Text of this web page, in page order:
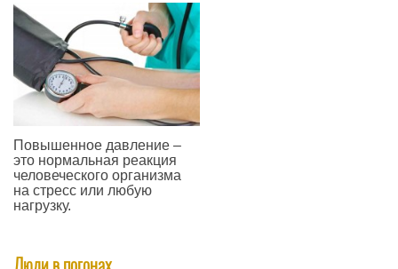
Повышенное давление –
это нормальная реакция
человеческого организма
на стресс или любую
нагрузку.